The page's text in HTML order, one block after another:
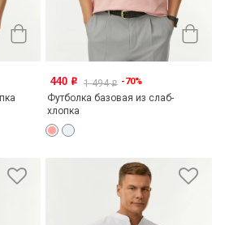
440 o 1 494o -70%
Футболка базовая из слаб-
хлопка